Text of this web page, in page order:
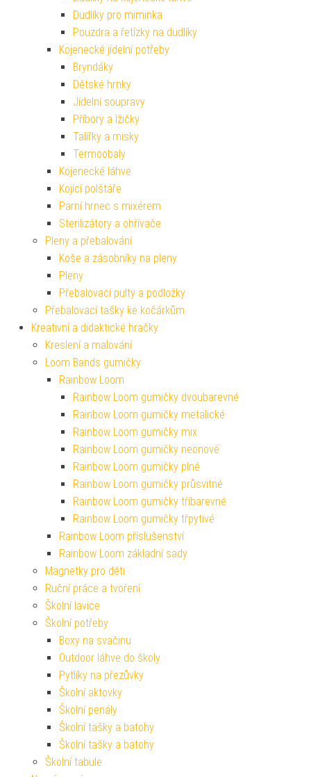
Dudlíky pro miminka
Pouzdra a řetízky na dudlíky
Kojenecké jídelní potřeby
Bryndáky
Dětské hrnky
Jídelní soupravy
Příbory a lžičky
Talířky a misky
Termoobaly
Kojenecké láhve
Kojící polštáře
Parní hrnec s mixérem
Sterilizátory a ohřívače
Pleny a přebalování
Koše a zásobníky na pleny
Pleny
Přebalovací pulty a podložky
Přebalovací tašky ke kočárkům
Kreativní a didaktické hračky
Kreslení a malování
Loom Bands gumičky
Rainbow Loom
Rainbow Loom gumičky dvoubarevné
Rainbow Loom gumičky metalické
Rainbow Loom gumičky mix
Rainbow Loom gumičky neonové
Rainbow Loom gumičky plné
Rainbow Loom gumičky průsvitné
Rainbow Loom gumičky tříbarevné
Rainbow Loom gumičky třpytivé
Rainbow Loom příslušenství
Rainbow Loom základní sady
Magnetky pro děti
Ruční práce a tvoření
Školní lavice
Školní potřeby
Boxy na svačinu
Outdoor láhve do školy
Pytlíky na přezůvky
Školní aktovky
Školní penály
Školní tašky a batohy
Školní tašky a batohy
Školní tabule